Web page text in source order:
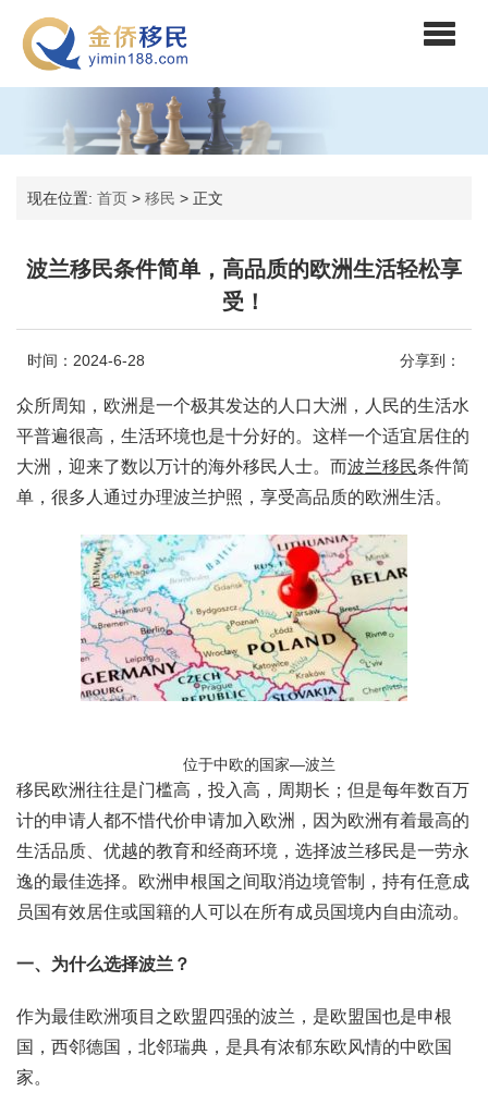
现在位置: 首页 > 移民 > 正文
波兰移民条件简单，高品质的欧洲生活轻松享
受！
时间：2024-6-28 分享到：
众所周知，欧洲是一个极其发达的人口大洲，人民的生活水
平普遍很高，生活环境也是十分好的。这样一个适宜居住的
大洲，迎来了数以万计的海外移民人士。而波兰移民条件简
单，很多人通过办理波兰护照，享受高品质的欧洲生活。
位于中欧的国家—波兰
移民欧洲往往是门槛高，投入高，周期长；但是每年数百万
计的申请人都不惜代价申请加入欧洲，因为欧洲有着最高的
生活品质、优越的教育和经商环境，选择波兰移民是一劳永
逸的最佳选择。欧洲申根国之间取消边境管制，持有任意成
员国有效居住或国籍的人可以在所有成员国境内自由流动。
一、为什么选择波兰？
作为最佳欧洲项目之欧盟四强的波兰，是欧盟国也是申根
国，西邻德国，北邻瑞典，是具有浓郁东欧风情的中欧国
家。